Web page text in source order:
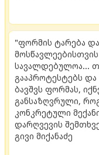
"ფორმის ტარება
მოსწავლეებისთვის
სავალდებულოა...
გააპროტესტებს და
ბავშვს ფორმას,
განსაზღვრული,
კონკრეტული
დარღვევის
გივი მიქანაძე